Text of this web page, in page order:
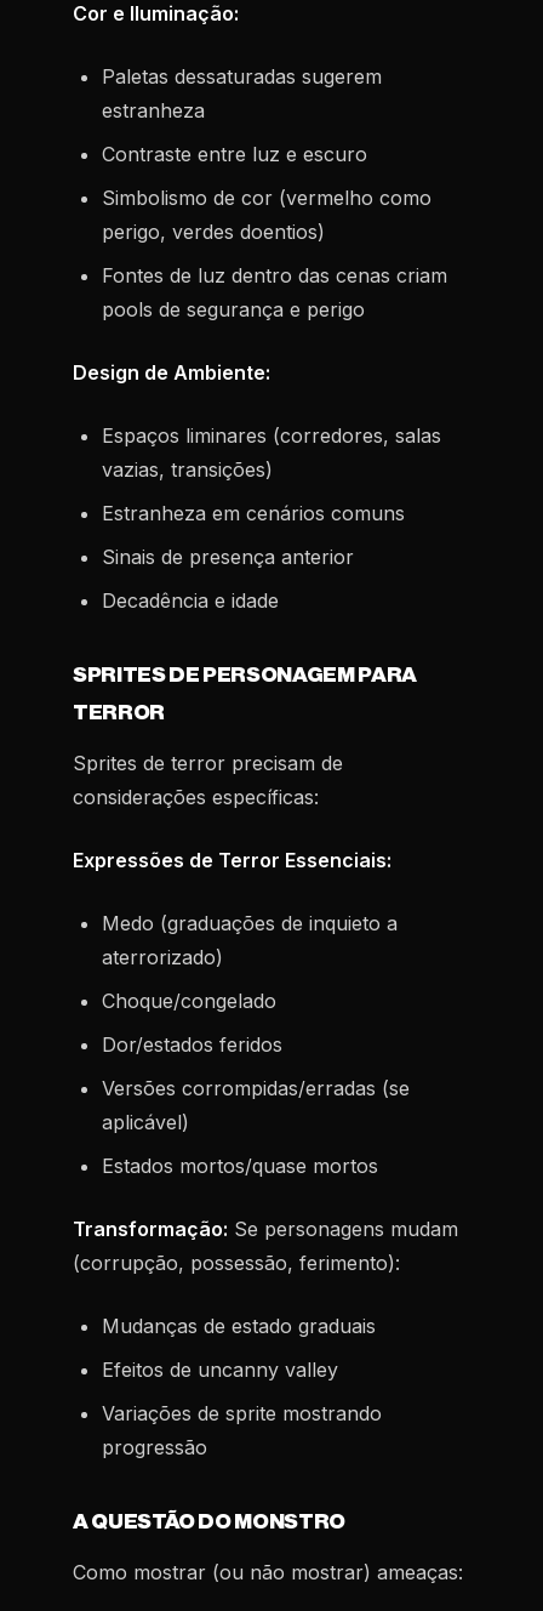
Cor e Iluminação:
Paletas dessaturadas sugerem
estranheza
Contraste entre luz e escuro
Simbolismo de cor (vermelho como
perigo, verdes doentios)
Fontes de luz dentro das cenas criam
pools de segurança e perigo
Design de Ambiente:
Espaços liminares (corredores, salas
vazias, transições)
Estranheza em cenários comuns
Sinais de presença anterior
Decadência e idade
SPRITES DE PERSONAGEM PARA
TERROR
Sprites de terror precisam de
considerações específicas:
Expressões de Terror Essenciais:
Medo (graduações de inquieto a
aterrorizado)
Choque/congelado
Dor/estados feridos
Versões corrompidas/erradas (se
aplicável)
Estados mortos/quase mortos
Transformação: Se personagens mudam
(corrupção, possessão, ferimento):
Mudanças de estado graduais
Efeitos de uncanny valley
Variações de sprite mostrando
progressão
A QUESTÃO DO MONSTRO
Como mostrar (ou não mostrar) ameaças: